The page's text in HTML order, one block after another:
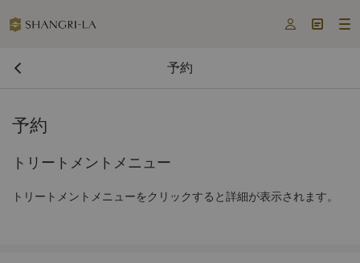
  
予約
予約
トリートメントメニュー
トリートメントメニューをクリックすると詳細が表示されます。